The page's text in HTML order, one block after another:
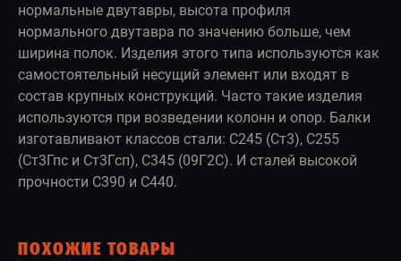
нормальные двутавры, высота профиля
нормального двутавра по значению больше, чем
ширина полок. Изделия этого типа используются как
самостоятельный несущий элемент или входят в
состав крупных конструкций. Часто такие изделия
используются при возведении колонн и опор. Балки
изготавливают классов стали: С245 (Ст3), С255
(Ст3Гпс и Ст3Гсп), С345 (09Г2С). И сталей высокой
прочности С390 и С440.
ПОХОЖИЕ ТОВАРЫ